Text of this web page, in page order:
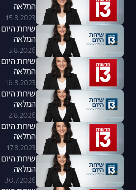
המלאה
15.8.2023
המלאה
3.8.2026
המלאה
16.8.2023
המלאה
2.8.2026
המלאה
17.8.2023
המלאה
30.7.2026